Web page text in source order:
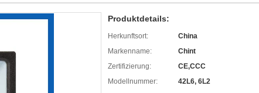
Produktdetails:
Herkunftsort:
China
Markenname:
Chint
Zertifizierung:
CE,CCC
Modellnummer:
42L6, 6L2